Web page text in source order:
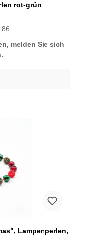
rot-grün
melden Sie sich
Lampenperlen,